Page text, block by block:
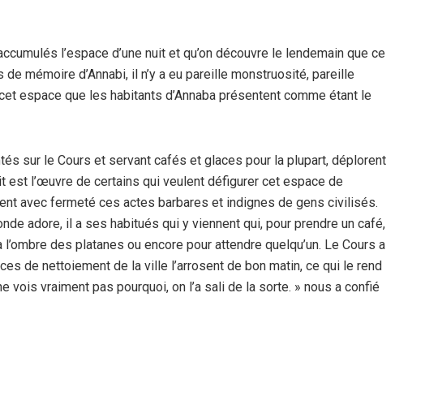
l’espace d’une nuit et qu’on découvre le lendemain que ce
mémoire d’Annabi, il n’y a eu pareille monstruosité, pareille
espace que les habitants d’Annaba présentent comme étant le
sur le Cours et servant cafés et glaces pour la plupart, déplorent
l’œuvre de certains qui veulent défigurer cet espace de
avec fermeté ces actes barbares et indignes de gens civilisés.
adore, il a ses habitués qui y viennent qui, pour prendre un café,
des platanes ou encore pour attendre quelqu’un. Le Cours a
de nettoiement de la ville l’arrosent de bon matin, ce qui le rend
vois vraiment pas pourquoi, on l’a sali de la sorte. » nous a confié